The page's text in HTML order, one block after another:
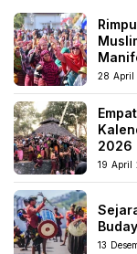
28 April
2026
19 April
13